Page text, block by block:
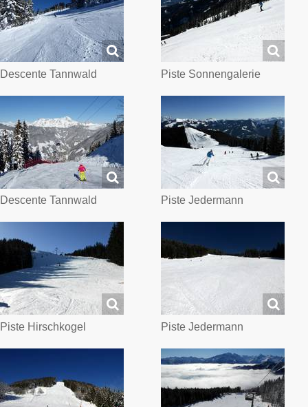
Descente Tannwald Piste Sonnengalerie
Descente Tannwald Piste Jedermann
Piste Hirschkogel Piste Jedermann